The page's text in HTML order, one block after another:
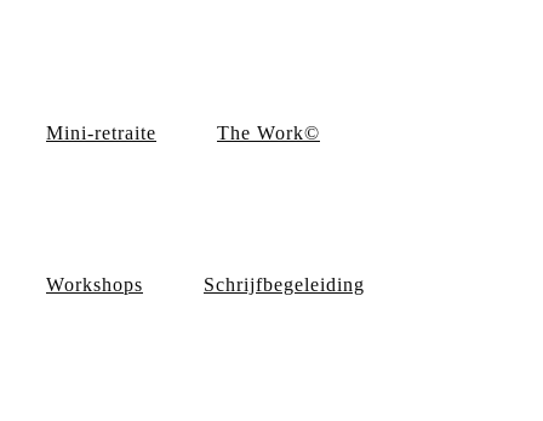
Mini-retraite The Work©
Workshops Schrijfbegeleiding